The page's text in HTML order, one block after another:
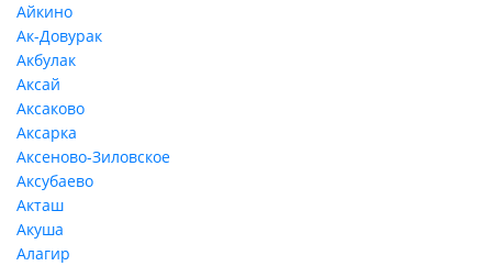
Айкино
Ак-Довурак
Акбулак
Аксай
Аксаково
Аксарка
Аксеново-Зиловское
Аксубаево
Акташ
Акуша
Алагир